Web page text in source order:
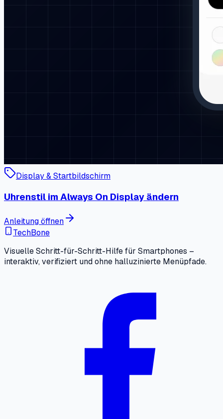
Display & Startbildschirm
Uhrenstil im Always On Display ändern
Anleitung öffnen
TechBone
Visuelle Schritt-für-Schritt-Hilfe für Smartphones –
interaktiv, verifiziert und ohne halluzinierte Menüpfade.